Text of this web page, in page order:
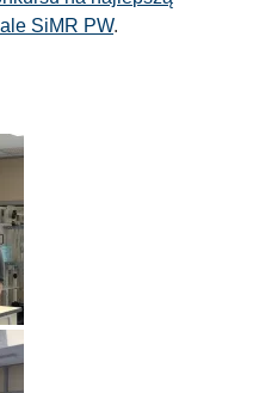
SiMR PW.